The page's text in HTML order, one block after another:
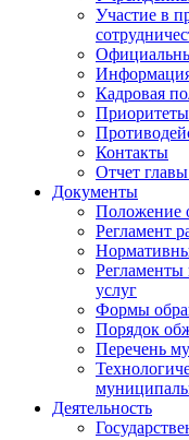
Участие в
Кадровая
Приоритеты
Контакты
Отчет
Документы
Положение
Регламент
услуг
Формы
Порядок
Перечень
Деятельность